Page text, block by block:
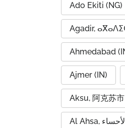
Ado Ekiti (NG)
Ahmedabad
Ajmer (IN)
Aksu, 阿克苏